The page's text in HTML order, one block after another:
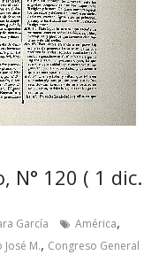
N° 120 ( 1 dic.
García América,
M., Congreso General